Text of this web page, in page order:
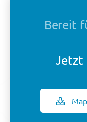
Bereit
Jetzt